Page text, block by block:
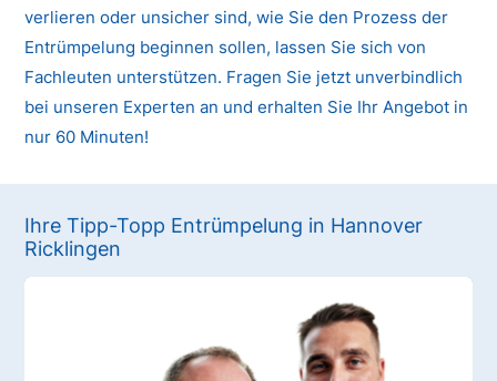
verlieren oder unsicher sind, wie Sie den Prozess der
Entrümpelung beginnen sollen, lassen Sie sich von
Fachleuten unterstützen. Fragen Sie jetzt unverbindlich
bei unseren Experten an und erhalten Sie Ihr Angebot in
nur 60 Minuten!
Ihre Tipp-Topp Entrümpelung in Hannover
Ricklingen